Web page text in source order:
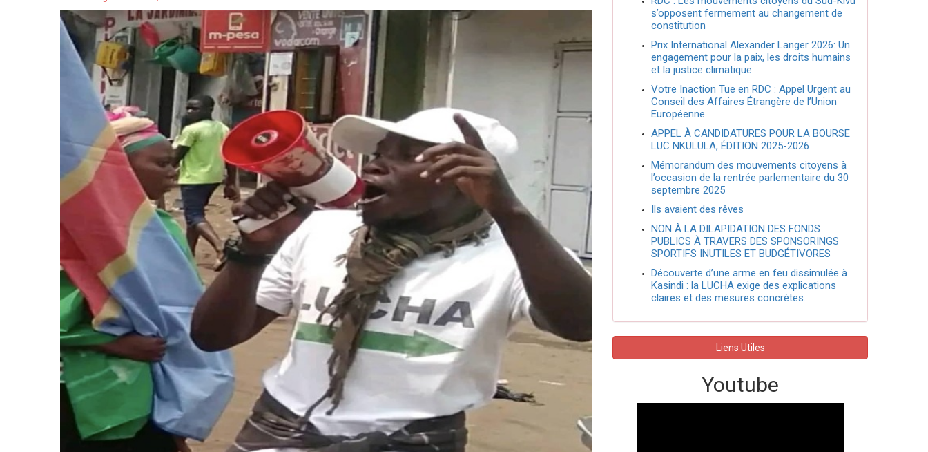
s’opposent fermement au changement de
constitution
Prix International Alexander Langer 2026: Un
engagement pour la paix, les droits humains
et la justice climatique
Votre Inaction Tue en RDC : Appel Urgent au
Conseil des Affaires Étrangère de l’Union
Européenne.
APPEL À CANDIDATURES POUR LA BOURSE
LUC NKULULA, ÉDITION 2025-2026
Mémorandum des mouvements citoyens à
l’occasion de la rentrée parlementaire du 30
septembre 2025
Ils avaient des rêves
NON À LA DILAPIDATION DES FONDS
PUBLICS À TRAVERS DES SPONSORINGS
SPORTIFS INUTILES ET BUDGÉTIVORES
Découverte d’une arme en feu dissimulée à
Kasindi : la LUCHA exige des explications
claires et des mesures concrètes.
Liens Utiles
Youtube